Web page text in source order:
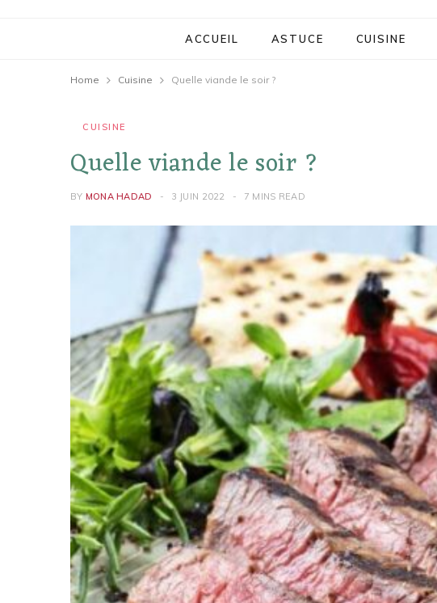
ACCUEIL ASTUCE CUISINE
Home Cuisine Quelle viande le soir ?
CUISINE
Quelle viande le soir ?
BY MONA HADAD 3 JUIN 2022 7 MINS READ